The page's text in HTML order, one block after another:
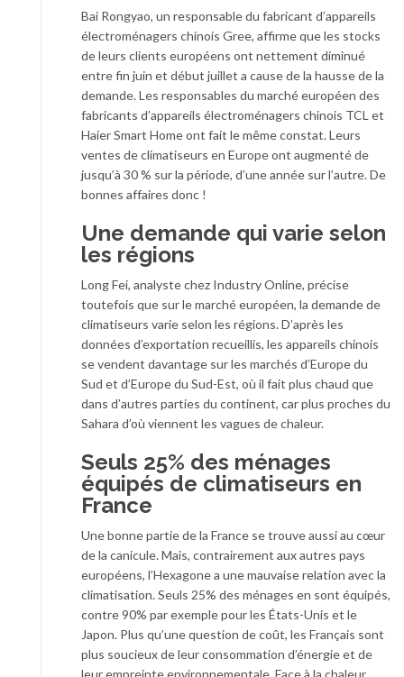
Bai Rongyao, un responsable du fabricant d’appareils
électroménagers chinois Gree, affirme que les stocks
de leurs clients européens ont nettement diminué
entre fin juin et début juillet a cause de la hausse de la
demande. Les responsables du marché européen des
fabricants d’appareils électroménagers chinois TCL et
Haier Smart Home ont fait le même constat. Leurs
ventes de climatiseurs en Europe ont augmenté de
jusqu’à 30 % sur la période, d’une année sur l’autre. De
bonnes affaires donc !
Une demande qui varie selon
les régions
Long Fei, analyste chez Industry Online, précise
toutefois que sur le marché européen, la demande de
climatiseurs varie selon les régions. D’après les
données d’exportation recueillis, les appareils chinois
se vendent davantage sur les marchés d’Europe du
Sud et d’Europe du Sud-Est, où il fait plus chaud que
dans d’autres parties du continent, car plus proches du
Sahara d’où viennent les vagues de chaleur.
Seuls 25% des ménages
équipés de climatiseurs en
France
Une bonne partie de la France se trouve aussi au cœur
de la canicule. Mais, contrairement aux autres pays
européens, l’Hexagone a une mauvaise relation avec la
climatisation. Seuls 25% des ménages en sont équipés,
contre 90% par exemple pour les États-Unis et le
Japon. Plus qu’une question de coût, les Français sont
plus soucieux de leur consommation d’énergie et de
leur empreinte environnementale. Face à la chaleur